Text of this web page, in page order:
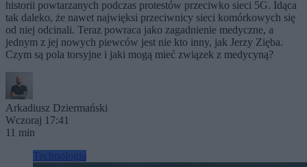
historii powtarzanych podczas protestów przeciwko sieci 5G. Idąca
tak daleko, że nawet najwięksi przeciwnicy sieci komórkowych się
od niej odcinali. Teraz powraca jako zagadnienie medyczne, a
jednym z jej nowych piewców jest nie kto inny, jak Jerzy Zięba.
Czym są pola torsyjne i jaki mogą mieć związek z medycyną?
Arkadiusz Dziermański
Wczoraj 17:41
11 min
Technologia